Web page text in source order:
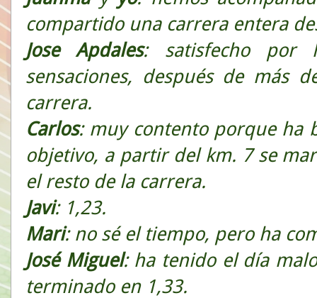
compartido una carrera entera
Jose Apdales: satisfecho por
sensaciones, después de más
carrera.
Carlos: muy contento porque ha
objetivo, a partir del km. 7 se
el resto de la carrera.
Javi: 1,23.
Mari: no sé el tiempo, pero ha
José Miguel: ha tenido el día
terminado en 1,33.